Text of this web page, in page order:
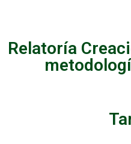
Relatoría